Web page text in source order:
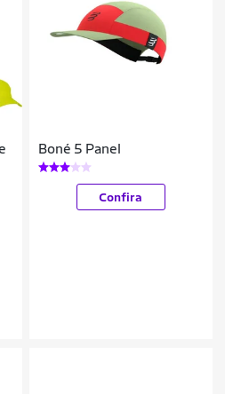
Boné 5 Panel
Confira